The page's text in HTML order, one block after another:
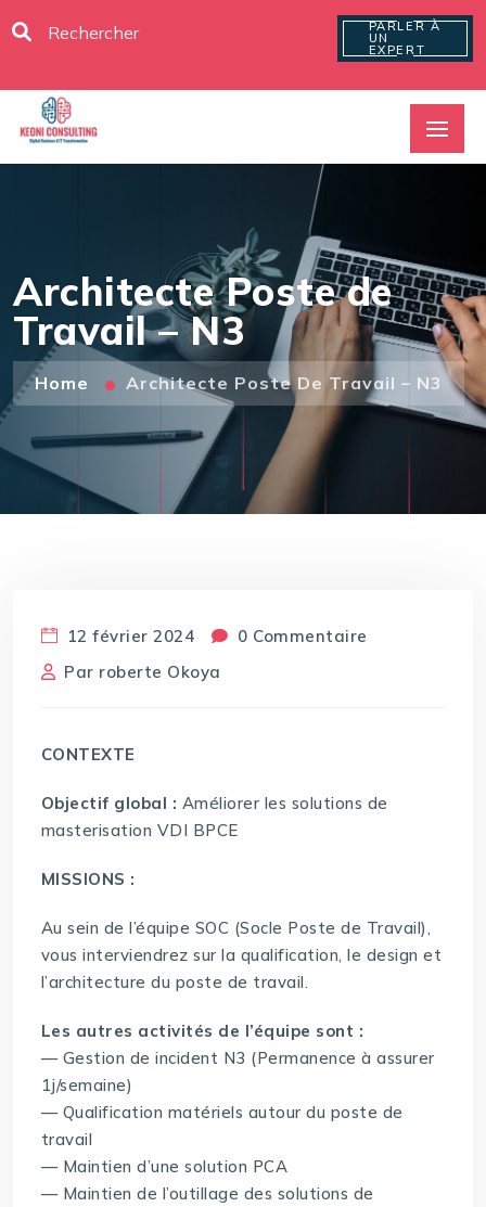
PARLER À
UN
EXPERT
Architecte Poste de
Travail – N3
Home Architecte Poste De Travail – N3
12 février 2024
0 Commentaire
Par roberte Okoya
CONTEXTE
Objectif global : Améliorer les solutions de
masterisation VDI BPCE
MISSIONS :
Au sein de l’équipe SOC (Socle Poste de Travail),
vous interviendrez sur la qualification, le design et
l’architecture du poste de travail.
Les autres activités de l’équipe sont :
— Gestion de incident N3 (Permanence à assurer
1j/semaine)
— Qualification matériels autour du poste de
travail
— Maintien d’une solution PCA
— Maintien de l’outillage des solutions de